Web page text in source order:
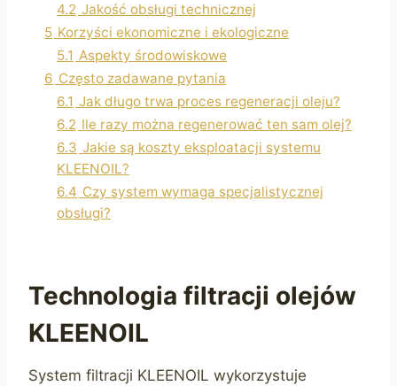
4.2 Jakość obsługi technicznej
5 Korzyści ekonomiczne i ekologiczne
5.1 Aspekty środowiskowe
6 Często zadawane pytania
6.1 Jak długo trwa proces regeneracji oleju?
6.2 Ile razy można regenerować ten sam olej?
6.3 Jakie są koszty eksploatacji systemu
KLEENOIL?
6.4 Czy system wymaga specjalistycznej
obsługi?
Technologia filtracji olejów
KLEENOIL
System filtracji KLEENOIL wykorzystuje